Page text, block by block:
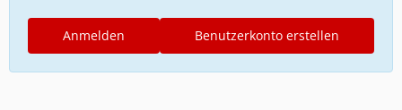
Benutzerkonto erstellen
Anmelden